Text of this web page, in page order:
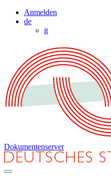
Anmelden
de
it
Dokumentenserver